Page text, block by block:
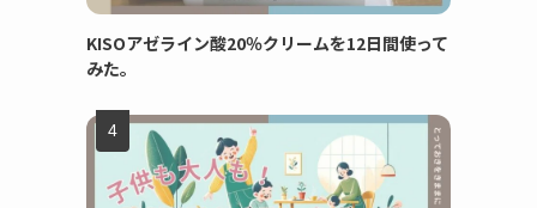
KISOアゼライン酸20％クリームを12日間使って
みた。